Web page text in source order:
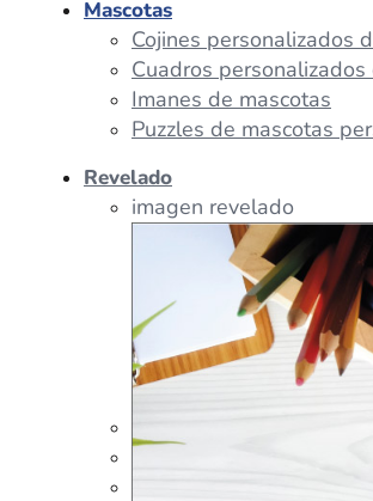
Tazas Personalizadas
Mascotas
Cojines personalizados
Cuadros
Imanes de mascotas
Puzzles de mascotas
Revelado
imagen revelado